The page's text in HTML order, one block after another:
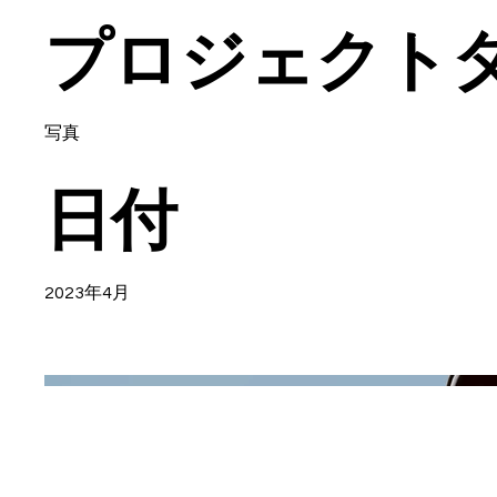
プロジェクト
写真
日付
2023年4月